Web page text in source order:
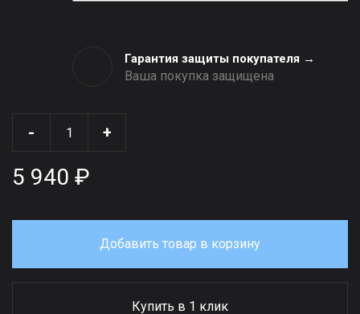
Гарантия защиты покупателя →
Ваша покупка защищена
- +
5 940 ₽
Добавить товар в корзину
Купить в 1 клик